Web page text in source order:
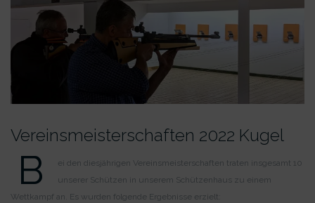
Vereinsmeister­schaften 2022 Kugel
B
ei den diesjährigen Vereinsmeisterschaften traten insgesamt 10
unserer Schützen in unserem Schützenhaus zu einem
Wettkampf an. Es wurden folgende Ergebnisse erzielt: